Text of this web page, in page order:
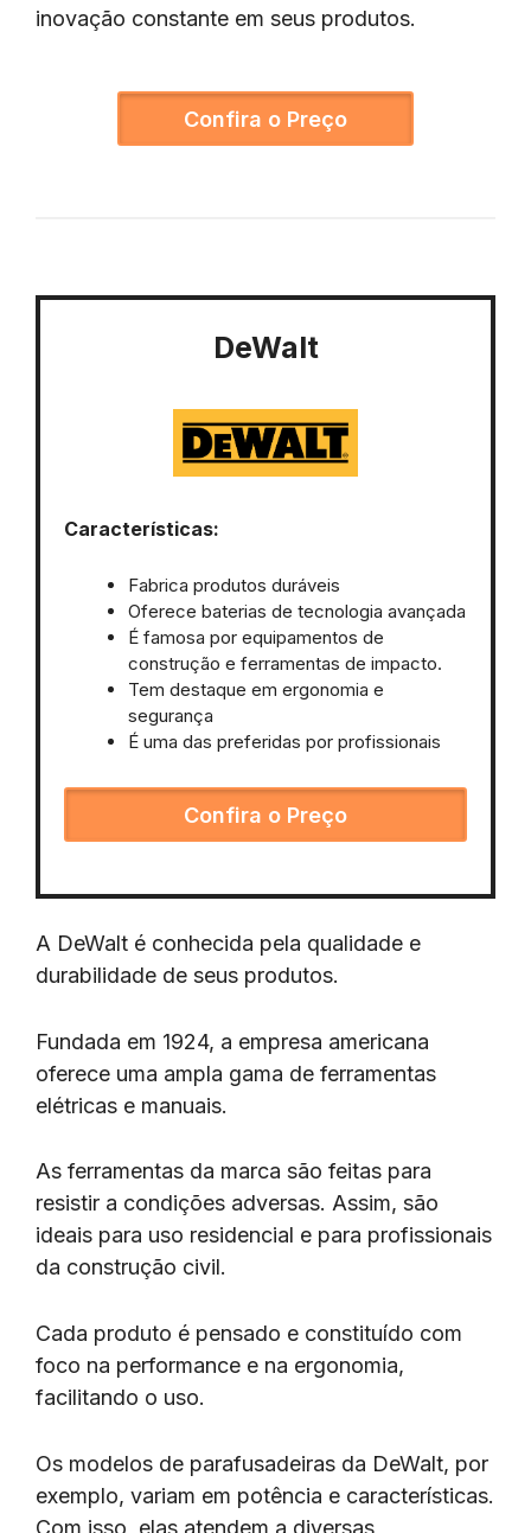
inovação constante em seus produtos.
Confira o Preço
DeWalt
Características:
Fabrica produtos duráveis
Oferece baterias de tecnologia avançada
É famosa por equipamentos de
construção e ferramentas de impacto.
Tem destaque em ergonomia e
segurança
É uma das preferidas por profissionais
Confira o Preço
A DeWalt é conhecida pela qualidade e
durabilidade de seus produtos.
Fundada em 1924, a empresa americana
oferece uma ampla gama de ferramentas
elétricas e manuais.
As ferramentas da marca são feitas para
resistir a condições adversas. Assim, são
ideais para uso residencial e para profissionais
da construção civil.
Cada produto é pensado e constituído com
foco na performance e na ergonomia,
facilitando o uso.
Os modelos de parafusadeiras da DeWalt, por
exemplo, variam em potência e características.
Com isso, elas atendem a diversas